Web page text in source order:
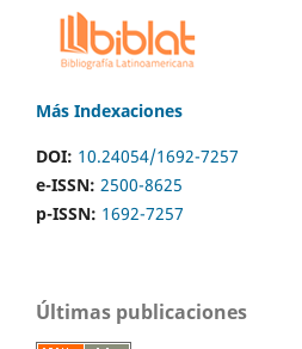
Más Indexaciones
DOI: 10.24054/1692-7257
e-ISSN: 2500-8625
p-ISSN: 1692-7257
Últimas publicaciones